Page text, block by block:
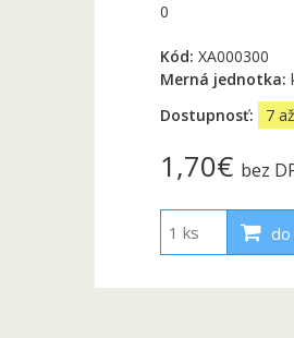
0
Kód: XA000300
Merná jednotka:
Dostupnosť:
7
1,70€ bez
do